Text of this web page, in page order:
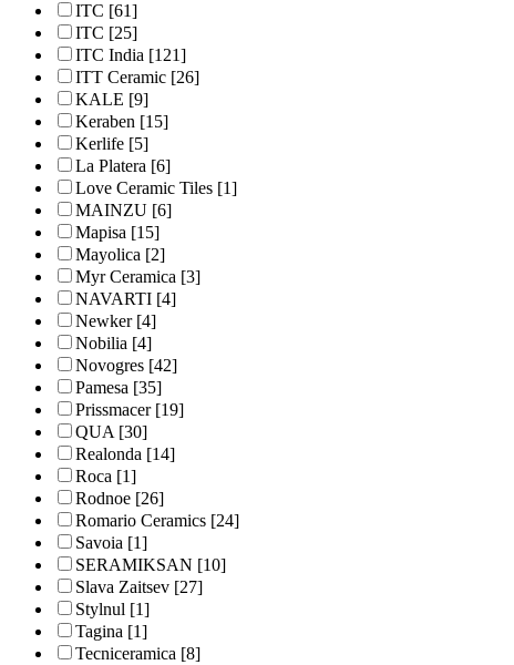
ITC [61]
ITC [25]
ITC India [121]
ITT Ceramic [26]
KALE [9]
Keraben [15]
Kerlife [5]
La Platera [6]
Love Ceramic Tiles [1]
MAINZU [6]
Mapisa [15]
Mayolica [2]
Myr Ceramica [3]
NAVARTI [4]
Newker[4]
Nobilia [4]
Novogres [42]
Pamesa [35]
Prissmacer[19]
QUA[30]
Realonda [14]
Roca [1]
Rodnoe [26]
Romario Ceramics [24]
Savoia [1]
SERAMIKSAN [10]
Slava Zaitsev [27]
Stylnul [1]
Tagina [1]
Tecniceramica [8]